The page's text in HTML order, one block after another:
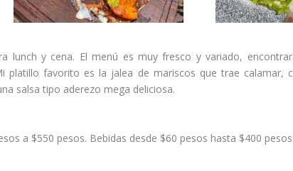
lunch y cena. El menú es muy fresco y variado,
platillo favorito es la jalea de mariscos que trae calamar,
salsa tipo aderezo mega deliciosa.
a $550 pesos. Bebidas desde $60 pesos hasta $400 pesos.